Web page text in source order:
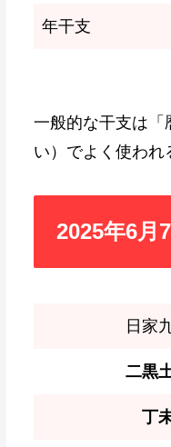
年干支
一般的な干支は「
い）でよく使われ
2025年6月
日家
二黒
丁